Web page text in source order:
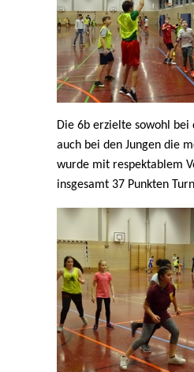
Die 6b erzielte sowohl bei
auch bei den Jungen die
wurde mit respektablem
insgesamt 37 Punkten